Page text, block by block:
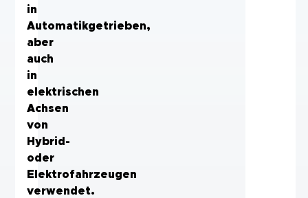
in
Automatikgetrieben,
aber
auch
in
elektrischen
Achsen
von
Hybrid-
oder
Elektrofahrzeugen
verwendet.